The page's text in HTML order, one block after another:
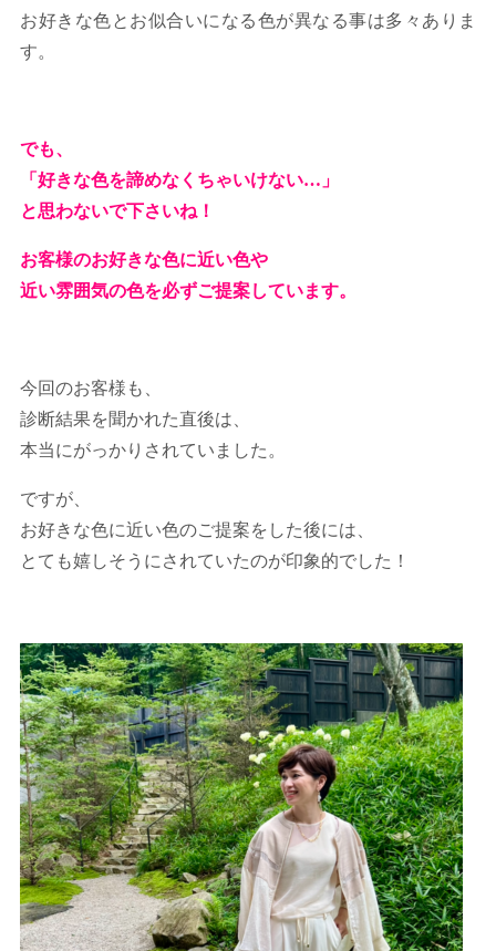
お好きな色とお似合いになる色が異なる事は多々ありま
す。
でも、
「好きな色を諦めなくちゃいけない…」
と思わないで下さいね！
お客様のお好きな色に近い色や
近い雰囲気の色を必ずご提案しています。
今回のお客様も、
診断結果を聞かれた直後は、
本当にがっかりされていました。
ですが、
お好きな色に近い色のご提案をした後には、
とても嬉しそうにされていたのが印象的でした！